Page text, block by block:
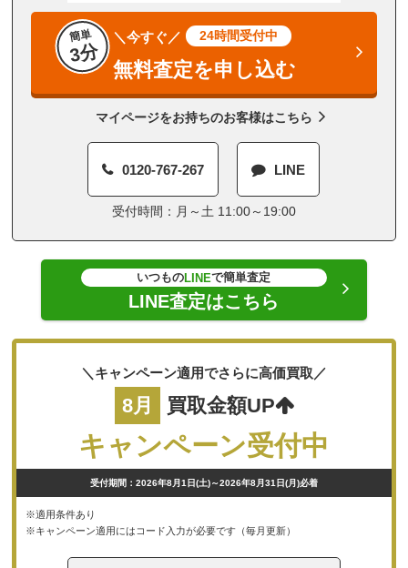
簡単
3分
＼今すぐ／ 24時間受付中
無料査定を申し込む
マイページをお持ちのお客様はこちら
0120-767-267 LINE
受付時間：月～土 11:00～19:00
いつものLINEで簡単査定
LINE査定はこちら
＼キャンペーン適用でさらに高価買取／
8月 買取金額UP
キャンペーン受付中
受付期間：2026年8月1日(土)～2026年8月31日(月)必着
※適用条件あり
※キャンペーン適用にはコード入力が必要です（毎月更新）